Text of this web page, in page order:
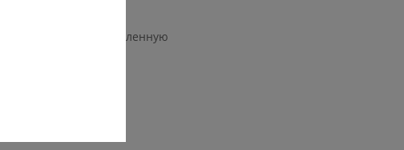
по налогу на добавленную